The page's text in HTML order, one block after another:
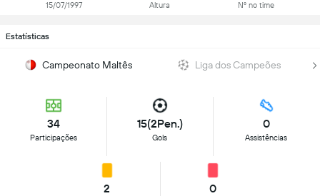
15/07/1997 Altura Nº no time
Estatísticas
Campeonato Maltês Liga dos Campeões
34
Participações
15(2Pen.)
Gols
0
Assistências
2 0